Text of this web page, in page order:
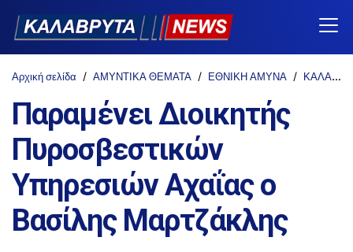
Αρχική σελίδα ΑΜΥΝΤΙΚΑ ΘΕΜΑΤΑ ΕΘΝΙΚΗ ΑΜΥΝΑ ΚΑΛΑΒΡΥΤΑ-NEWS
Παραμένει Διοικητής
Πυροσβεστικών
Υπηρεσιών Αχαΐας ο
Βασίλης Μαρτζάκλης